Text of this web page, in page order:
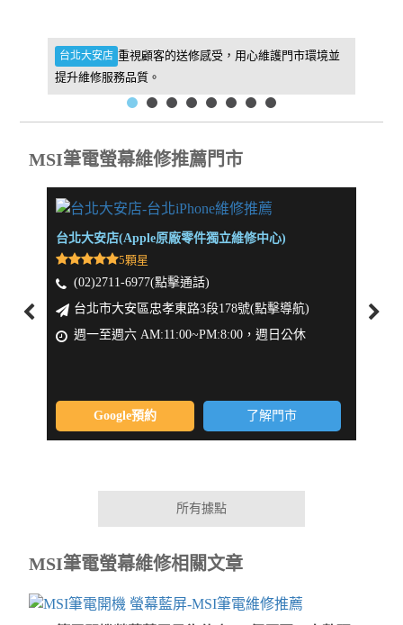
台北大安店 重視顧客的送修感受，用心維護門市環境並
提升維修服務品質。
MSI筆電螢幕維修推薦門市
台北大安店(Apple原廠零件獨立維修中心)
5顆星
(02)2711-6977(點擊通話)
台北市大安區忠孝東路3段178號(點擊導航)
週一至週六 AM:11:00~PM:8:00，週日公休
Google預約 了解門市
所有據點
MSI筆電螢幕維修相關文章